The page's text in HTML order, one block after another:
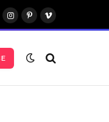
Instagram
Pinterest
Vimeo